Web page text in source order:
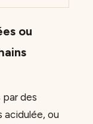
ou
par des
acidulée, ou